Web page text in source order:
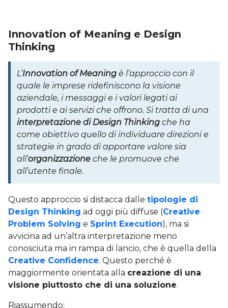
Innovation of Meaning e Design
Thinking
L’Innovation of Meaning è l’approccio con il
quale le imprese ridefiniscono la visione
aziendale, i messaggi e i valori legati ai
prodotti e ai servizi che offrono. Si tratta di una
interpretazione di Design Thinking che ha
come obiettivo quello di individuare direzioni e
strategie in grado di apportare valore sia
all’organizzazione che le promuove che
all’utente finale.
Questo approccio si distacca dalle tipologie di
Design Thinking ad oggi più diffuse (Creative
Problem Solving e Sprint Execution), ma si
avvicina ad un’altra interpretazione meno
conosciuta ma in rampa di lancio, che è quella della
Creative Confidence. Questo perché è
maggiormente orientata alla creazione di una
visione piuttosto che di una soluzione.
Riassumendo: